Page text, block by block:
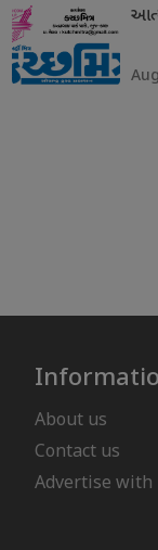
About us
Contact us
Advertise with